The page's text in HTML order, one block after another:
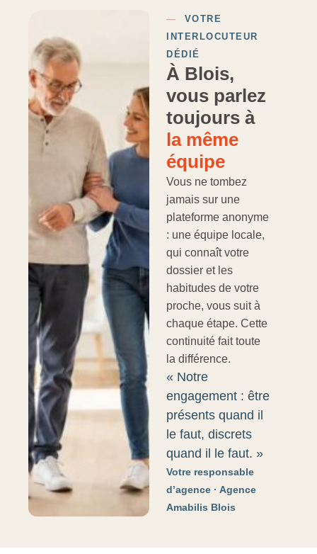
—
VOTRE
INTERLOCUTEUR
DÉDIÉ
À Blois,
vous parlez
toujours à
la même
équipe
Vous ne tombez
jamais sur une
plateforme anonyme
: une équipe locale,
qui connaît votre
dossier et les
habitudes de votre
proche, vous suit à
chaque étape. Cette
continuité fait toute
la différence.
« Notre
engagement : être
présents quand il
le faut, discrets
quand il le faut. »
Votre responsable
d’agence · Agence
Amabilis Blois